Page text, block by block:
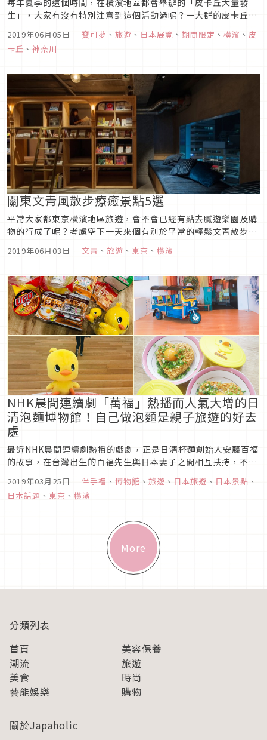
每年夏季的這個時間，在橫濱地區都會舉辦的「皮卡丘大量發
生」，大家有沒有特別注意到這個活動過呢？一大群的皮卡丘出
現在街道上真的是超級療癒的，不管大人小孩都無法抵擋他們的
魅力。今年橫濱市港未來地區將於8月6日(星期二)～12日(星期
一)，舉行「皮卡丘大量出現中！2019」。©2019 Pokémon.
2019年06月05日 ｜ 寶可夢 、 旅遊 、 日本展覽 、 期間限定 、 橫濱 、 皮
卡丘 、 神奈川
關東文青風散步療癒景點5選
平常大家都東京橫濱地區旅遊，會不會已經有點去膩遊樂園及購
物的行成了呢？考慮空下一天來個有別於平常的輕鬆文青散步
吧！走進一家氛圍優雅的餐廳，脫下鞋子，一邊躺著一邊享受美
食和美酒，和戀人、朋友、家人或是單獨輕松愉快地度過美好時
也會讓你身心靈都可以好...
2019年06月03日 ｜ 文青 、 旅遊 、 東京 、 橫濱
NHK晨間連續劇「萬福」熱播而人氣大增的日
清泡麵博物館！自己做泡麵是親子旅遊的好去
處
最近NHK晨間連續劇熱播的戲劇，正是日清杯麵創始人安藤百福
的故事，在台灣出生的百福先生與日本妻子之間相互扶持，不斷
持續研究終於製造出世界最初的泡麵，是許多婆婆媽媽們每天早
上最期待的連續劇。隨著這齣晨間連續劇「萬福」熱播而人氣大
增的日清泡麵博物館正是親子旅遊最佳去處之一，請大家跟著這
2019年03月25日 ｜ 伴手禮 、 博物館 、 旅遊 、 日本旅遊 、 日本景點 、
日本話題 、 東京 、 橫濱
More
分類列表
首頁
美容保養
潮流
旅遊
美食
時尚
藝能娛樂
購物
關於Japaholic